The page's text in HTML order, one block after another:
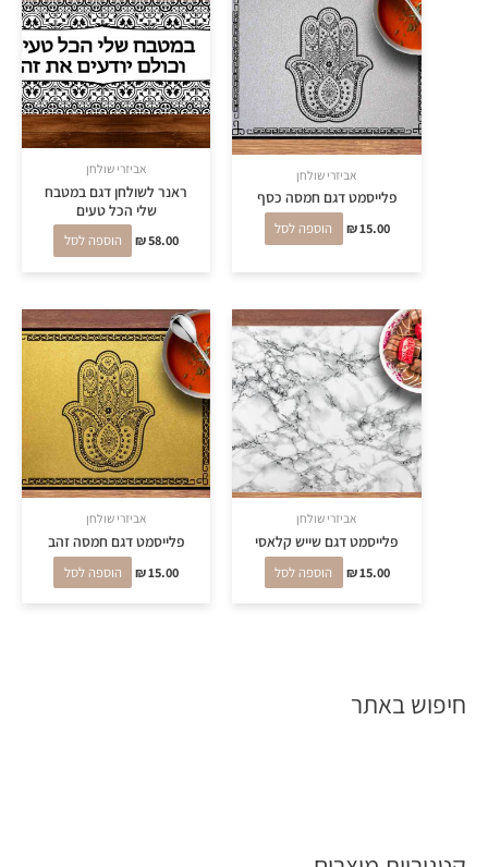
חיפוש באתר
אביזרי שולחן
פלייסמט דגם חמסה כסף
₪15.00 הוספה לסל
אביזרי שולחן
ראנר לשולחן דגם במטבח
שלי הכל טעים
₪58.00 הוספה לסל
אביזרי שולחן
פלייסמט דגם שייש קלאסי
₪15.00 הוספה לסל
אביזרי שולחן
פלייסמט דגם חמסה זהב
₪15.00 הוספה לסל